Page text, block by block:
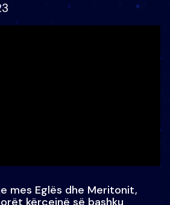
mes Eglës dhe Meritonit,
kërcejnë së bashku